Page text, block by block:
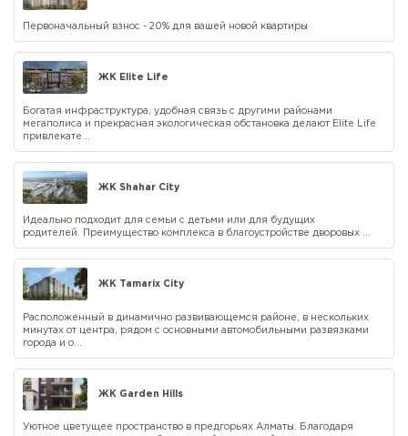
Первоначальный взнос - 20% для вашей новой квартиры
ЖК Elite Life
Богатая инфраструктура, удобная связь с другими районами
мегаполиса и прекрасная экологическая обстановка делают Elite Life
привлекате...
ЖК Shahar City
Идеально подходит для семьи с детьми или для будущих
родителей. Преимущество комплекса в благоустройстве дворовых ...
ЖК Tamarix City
Расположенный в динамично развивающемся районе, в нескольких
минутах от центра, рядом с основными автомобильными развязками
города и о...
ЖК Garden Hills
Уютное цветущее пространство в предгорьях Алматы. Благодаря